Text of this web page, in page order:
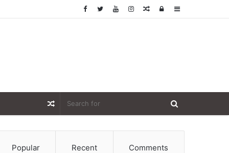
Sidebar
Log
Random
Random
Popular Recent Comments